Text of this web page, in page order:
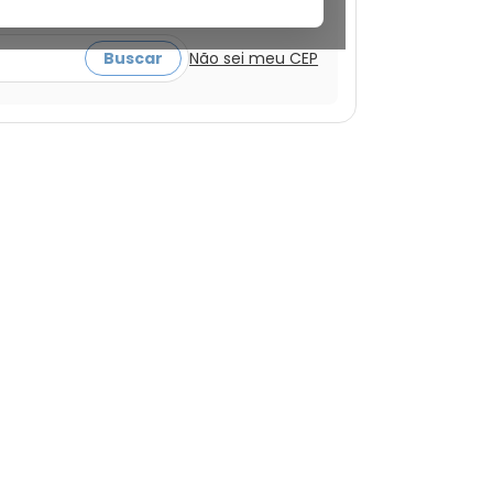
ver ofertas
Buscar Não sei meu CEP